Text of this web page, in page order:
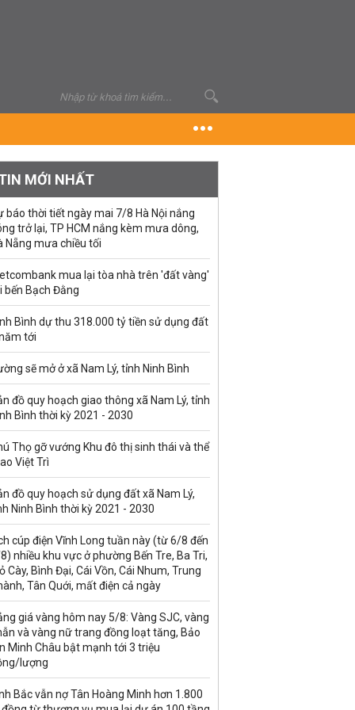
MỚI NHẤT
báo thời tiết ngày mai 7/8 Hà Nội nắng
trở lại, TP HCM nắng kèm mưa dông,
Nẵng mưa chiều tối
mua lại tòa nhà trên 'đất vàng'
bến Bạch Đằng
Bình dự thu 318.000 tỷ tiền sử dụng đất
tới
sẽ mở ở xã Nam Lý, tỉnh Ninh Bình
đồ quy hoạch giao thông xã Nam Lý, tỉnh
Bình thời kỳ 2021 - 2030
Thọ gỡ vướng Khu đô thị sinh thái và thể
Việt Trì
đồ quy hoạch sử dụng đất xã Nam Lý,
Ninh Bình thời kỳ 2021 - 2030
cúp điện Vĩnh Long tuần này (từ 6/8 đến
nhiều khu vực ở phường Bến Tre, Ba Tri,
Cày, Bình Đại, Cái Vồn, Cái Nhum, Trung
Tân Quới, mất điện cả ngày
giá vàng hôm nay 5/8: Vàng SJC, vàng
và vàng nữ trang đồng loạt tăng, Bảo
Minh Châu bật mạnh tới 3 triệu
lượng
Bắc vẫn nợ Tân Hoàng Minh hơn 1.800